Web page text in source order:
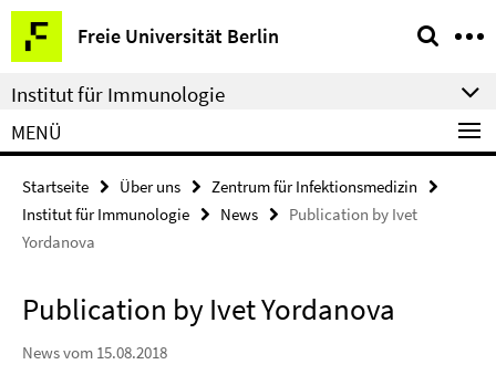
Springe
direkt
zu
Inhalt
Freie Universität Berlin
Service-
Navigation
Institut für Immunologie
MENÜ
Startseite Über uns
Zentrum für Infektionsmedizin
Institut für Immunologie
News
Publication by Ivet
Yordanova
Publication by Ivet Yordanova
News vom 15.08.2018